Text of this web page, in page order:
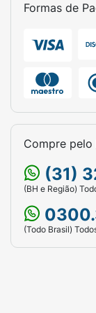
Formas de
Compre pelo
(31)
(BH e Região)
(Todo Brasil)